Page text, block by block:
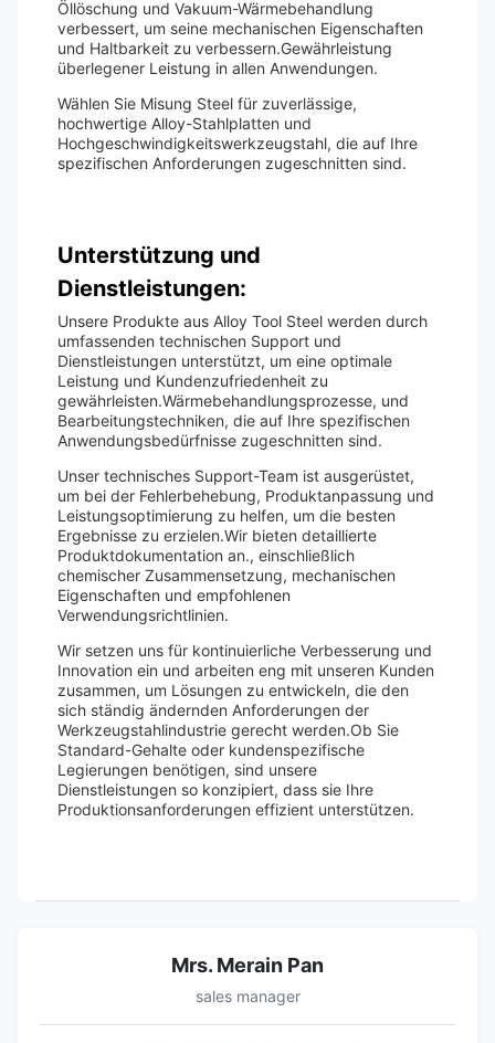
Öllöschung und Vakuum-Wärmebehandlung
verbessert, um seine mechanischen Eigenschaften
und Haltbarkeit zu verbessern.Gewährleistung
überlegener Leistung in allen Anwendungen.
Wählen Sie Misung Steel für zuverlässige,
hochwertige Alloy-Stahlplatten und
Hochgeschwindigkeitswerkzeugstahl, die auf Ihre
spezifischen Anforderungen zugeschnitten sind.
Unterstützung und
Dienstleistungen:
Unsere Produkte aus Alloy Tool Steel werden durch
umfassenden technischen Support und
Dienstleistungen unterstützt, um eine optimale
Leistung und Kundenzufriedenheit zu
gewährleisten.Wärmebehandlungsprozesse, und
Bearbeitungstechniken, die auf Ihre spezifischen
Anwendungsbedürfnisse zugeschnitten sind.
Unser technisches Support-Team ist ausgerüstet,
um bei der Fehlerbehebung, Produktanpassung und
Leistungsoptimierung zu helfen, um die besten
Ergebnisse zu erzielen.Wir bieten detaillierte
Produktdokumentation an., einschließlich
chemischer Zusammensetzung, mechanischen
Eigenschaften und empfohlenen
Verwendungsrichtlinien.
Wir setzen uns für kontinuierliche Verbesserung und
Innovation ein und arbeiten eng mit unseren Kunden
zusammen, um Lösungen zu entwickeln, die den
sich ständig ändernden Anforderungen der
Werkzeugstahlindustrie gerecht werden.Ob Sie
Standard-Gehalte oder kundenspezifische
Legierungen benötigen, sind unsere
Dienstleistungen so konzipiert, dass sie Ihre
Produktionsanforderungen effizient unterstützen.
Mrs. Merain Pan
sales manager